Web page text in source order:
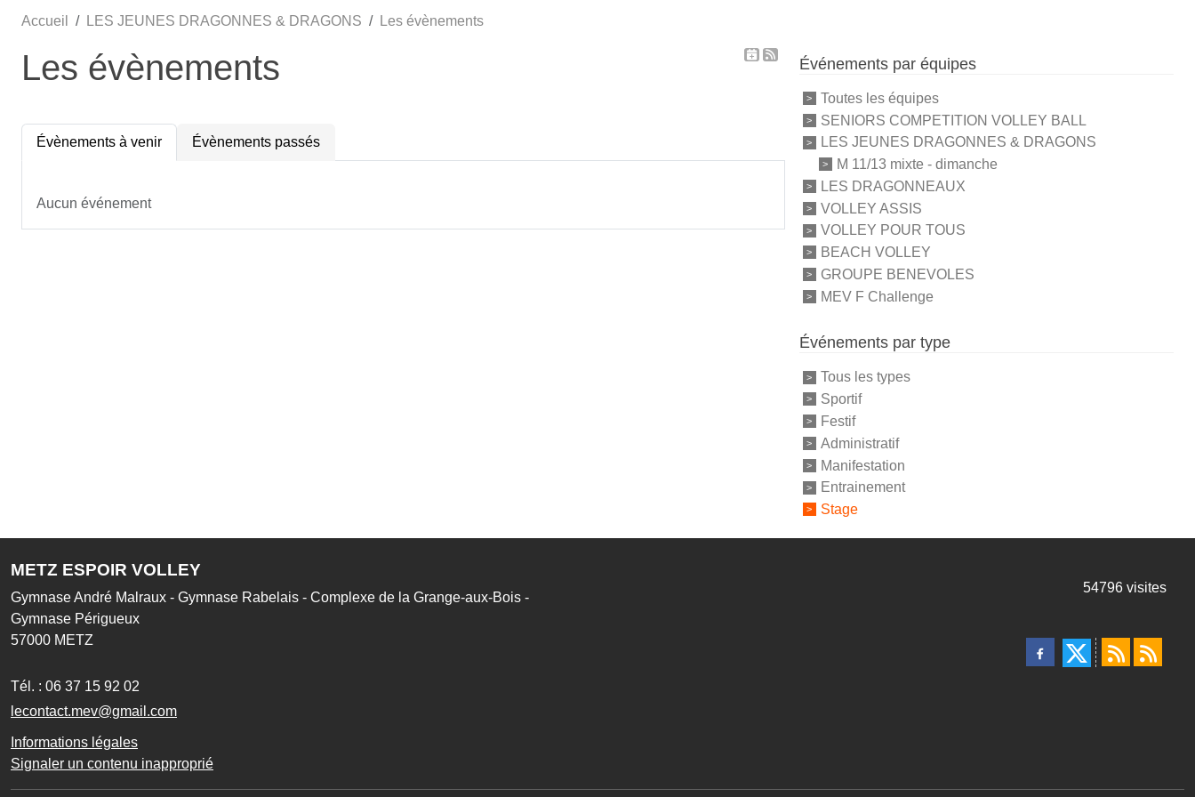
Accueil LES JEUNES DRAGONNES & DRAGONS Les évènements
Les évènements
Évènements à venir Évènements passés
Aucun événement
Événements par équipes
Toutes les équipes
SENIORS COMPETITION VOLLEY BALL
LES JEUNES DRAGONNES & DRAGONS
M 11/13 mixte - dimanche
LES DRAGONNEAUX
VOLLEY ASSIS
VOLLEY POUR TOUS
BEACH VOLLEY
GROUPE BENEVOLES
MEV F Challenge
Événements par type
Tous les types
Sportif
Festif
Administratif
Manifestation
Entrainement
Stage
METZ ESPOIR VOLLEY
Gymnase André Malraux - Gymnase Rabelais - Complexe de la Grange-aux-Bois -
Gymnase Périgueux
57000 METZ
Tél. : 06 37 15 92 02
lecontact.mev@gmail.com
Informations légales
Signaler un contenu inapproprié
54796 visites